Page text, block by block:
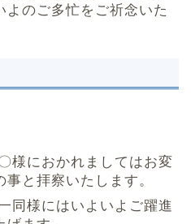
よのご多忙をご祈念いた
様におかれましてはお変
と拝察いたします。
同様にはいよいよご躍進